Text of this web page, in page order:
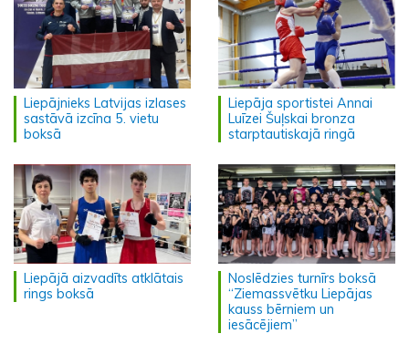
Liepājnieks Latvijas izlases
sastāvā izcīna 5. vietu
boksā
Liepāja sportistei Annai
Luīzei Šuļskai bronza
starptautiskajā ringā
Liepājā aizvadīts atklātais
rings boksā
Noslēdzies turnīrs boksā
“Ziemassvētku Liepājas
kauss bērniem un
iesācējiem”